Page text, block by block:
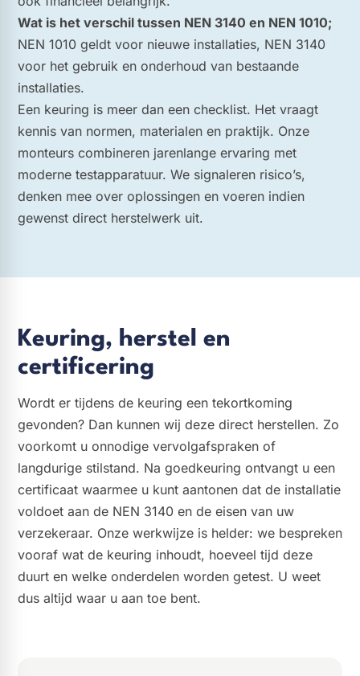
Wat is het verschil tussen NEN 3140 en NEN 1010;
NEN 1010 geldt voor nieuwe installaties, NEN 3140
voor het gebruik en onderhoud van bestaande
installaties.
Een keuring is meer dan een checklist. Het vraagt
kennis van normen, materialen en praktijk. Onze
monteurs combineren jarenlange ervaring met
moderne testapparatuur. We signaleren risico’s,
denken mee over oplossingen en voeren indien
gewenst direct herstelwerk uit.
Keuring, herstel en
certificering
Wordt er tijdens de keuring een tekortkoming
gevonden? Dan kunnen wij deze direct herstellen. Zo
voorkomt u onnodige vervolgafspraken of
langdurige stilstand. Na goedkeuring ontvangt u een
certificaat waarmee u kunt aantonen dat de installatie
voldoet aan de NEN 3140 en de eisen van uw
verzekeraar. Onze werkwijze is helder: we bespreken
vooraf wat de keuring inhoudt, hoeveel tijd deze
duurt en welke onderdelen worden getest. U weet
dus altijd waar u aan toe bent.